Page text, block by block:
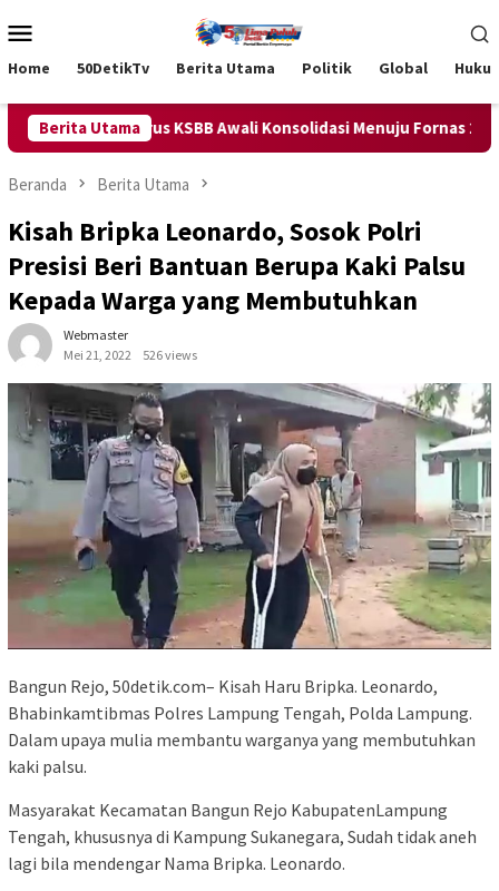
ke
Mobile
Home 50DetikTv Berita Utama Politik Global
Berita Utama
Pengurus KSBB Awali Konsolidasi Menuju Fornas 2027
Beranda Berita Utama
Kisah Bripka Leonardo, Sosok Polri
Presisi Beri Bantuan Berupa Kaki Palsu
Kepada Warga yang Membutuhkan
Webmaster
Mei 21, 2022
526 views
Bangun Rejo, 50detik.com– Kisah Haru Bripka. Leonardo,
Bhabinkamtibmas Polres Lampung Tengah, Polda Lampung.
Dalam upaya mulia membantu warganya yang membutuhkan
kaki palsu.
Masyarakat Kecamatan Bangun Rejo KabupatenLampung
Tengah, khususnya di Kampung Sukanegara, Sudah tidak aneh
lagi bila mendengar Nama Bripka. Leonardo.